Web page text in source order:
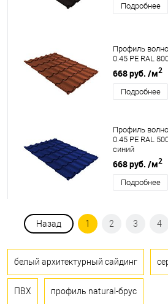
Подробнее
Профиль
0.45 PE RAL
668 руб. /м2
Подробнее
Профиль
0.45 PE RAL
синий
668 руб. /м2
Подробнее
Назад 1 2 3 4
белый архитектурный сайдинг
ПВХ профиль natural-брус